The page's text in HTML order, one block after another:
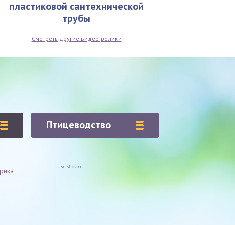
пластиковой сантехнической
трубы
Смотреть другие видео-ролики
Птицеводство
selshoz.ru